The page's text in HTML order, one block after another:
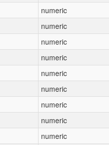
numeric
numeric
numeric
numeric
numeric
numeric
numeric
numeric
numeric